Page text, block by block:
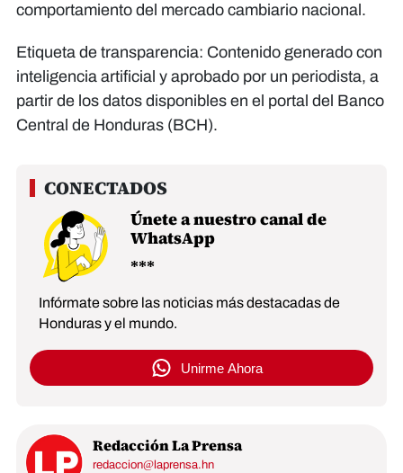
comportamiento del mercado cambiario nacional.
Etiqueta de transparencia: Contenido generado con
inteligencia artificial y aprobado por un periodista, a
partir de los datos disponibles en el portal del Banco
Central de Honduras (BCH).
Únete a nuestro canal de
WhatsApp
Infórmate sobre las noticias más destacadas de
Honduras y el mundo.
Unirme Ahora
Redacción La Prensa
redaccion@laprensa.hn